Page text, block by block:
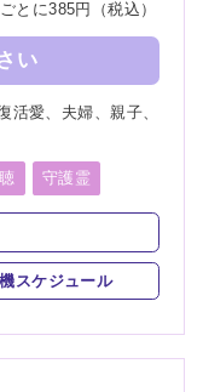
とに385円（税込）
い
活愛、夫婦、親子、
守護霊
スケジュール